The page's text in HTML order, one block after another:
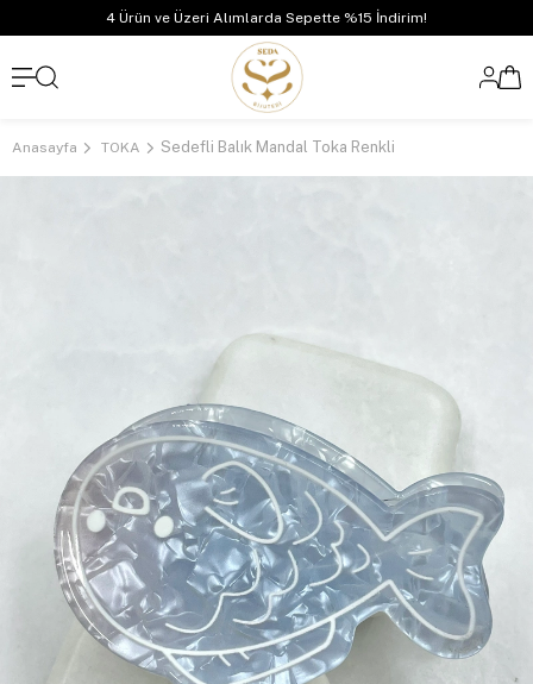
4 Ürün ve Üzeri Alımlarda Sepette %15 İndirim!
Anasayfa TOKA Sedefli Balık Mandal Toka Renkli